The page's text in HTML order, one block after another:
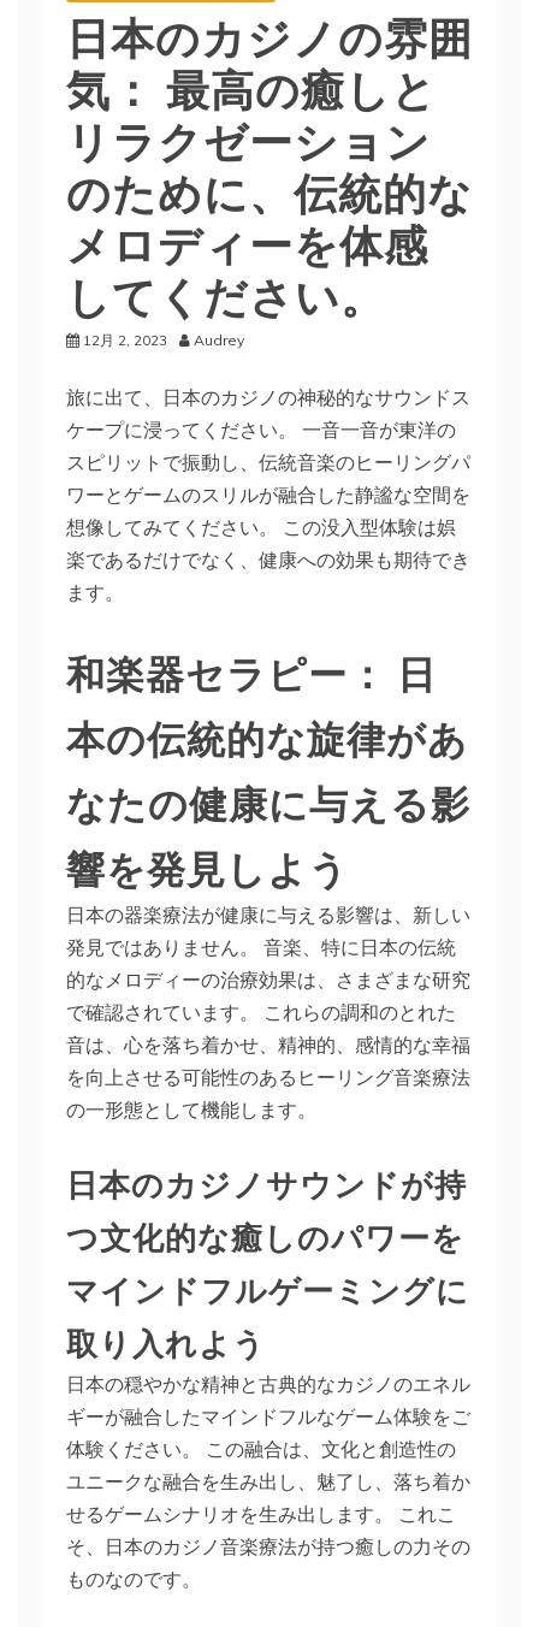
日本のカジノの雰囲
気： 最高の癒しと
リラクゼーション
のために、伝統的な
メロディーを体感
してください。
12月 2, 2023 Audrey
旅に出て、日本のカジノの神秘的なサウンドス
ケープに浸ってください。 一音一音が東洋の
スピリットで振動し、伝統音楽のヒーリングパ
ワーとゲームのスリルが融合した静謐な空間を
想像してみてください。 この没入型体験は娯
楽であるだけでなく、健康への効果も期待でき
ます。
和楽器セラピー： 日
本の伝統的な旋律があ
なたの健康に与える影
響を発見しよう
日本の器楽療法が健康に与える影響は、新しい
発見ではありません。 音楽、特に日本の伝統
的なメロディーの治療効果は、さまざまな研究
で確認されています。 これらの調和のとれた
音は、心を落ち着かせ、精神的、感情的な幸福
を向上させる可能性のあるヒーリング音楽療法
の一形態として機能します。
日本のカジノサウンドが持
つ文化的な癒しのパワーを
マインドフルゲーミングに
取り入れよう
日本の穏やかな精神と古典的なカジノのエネル
ギーが融合したマインドフルなゲーム体験をご
体験ください。 この融合は、文化と創造性の
ユニークな融合を生み出し、魅了し、落ち着か
せるゲームシナリオを生み出します。 これこ
そ、日本のカジノ音楽療法が持つ癒しの力その
ものなのです。